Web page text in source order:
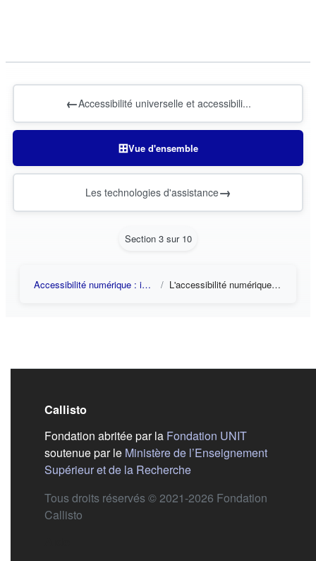
←Accessibilité universelle et accessibili...
⊞Vue d'ensemble
Les technologies d'assistance→
Section 3 sur 10
Accessibilité numérique : introduction L'accessibilité numérique pour qui ?
Callisto
Fondation abritée par la Fondation UNIT(s'ouvre
soutenue par le Ministère de l’Enseignement
Supérieur et de la Recherche(s'ouvre dans un nouvel
Tous droits réservés © 2021-2026 Fondation
Callisto